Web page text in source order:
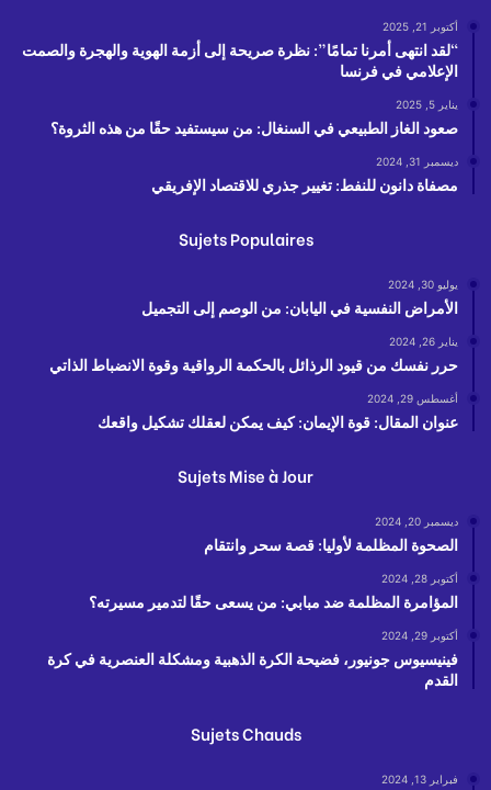
أكتوبر 21, 2025
“لقد انتهى أمرنا تمامًا”: نظرة صريحة إلى أزمة الهوية والهجرة والصمت
الإعلامي في فرنسا
يناير 5, 2025
صعود الغاز الطبيعي في السنغال: من سيستفيد حقًا من هذه الثروة؟
ديسمبر 31, 2024
مصفاة دانون للنفط: تغيير جذري للاقتصاد الإفريقي
Sujets Populaires
يوليو 30, 2024
الأمراض النفسية في اليابان: من الوصم إلى التجميل
يناير 26, 2024
حرر نفسك من قيود الرذائل بالحكمة الرواقية وقوة الانضباط الذاتي
أغسطس 29, 2024
عنوان المقال: قوة الإيمان: كيف يمكن لعقلك تشكيل واقعك
Sujets Mise à Jour
ديسمبر 20, 2024
الصحوة المظلمة لأوليا: قصة سحر وانتقام
أكتوبر 28, 2024
المؤامرة المظلمة ضد مبابي: من يسعى حقًا لتدمير مسيرته؟
أكتوبر 29, 2024
فينيسيوس جونيور، فضيحة الكرة الذهبية ومشكلة العنصرية في كرة
القدم
Sujets Chauds
فبراير 13, 2024